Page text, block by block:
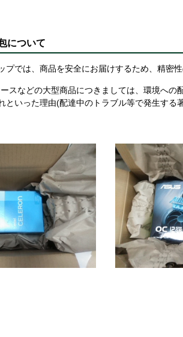
について
プでは、商品を安全にお届けするため、精密
スなどの大型商品につきましては、環境へ
といった理由(配達中のトラブル等で発生す